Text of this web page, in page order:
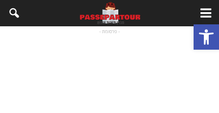
פתח סרגל נגישות - פרסומת -